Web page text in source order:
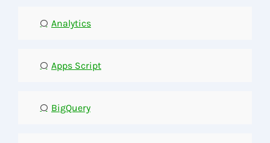
Analytics
Apps Script
BigQuery